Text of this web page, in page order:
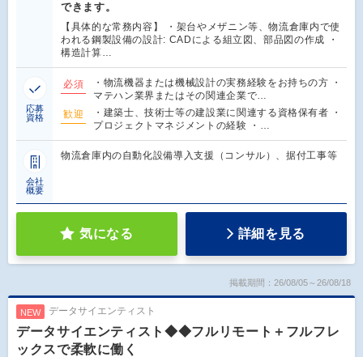
できます。
【具体的な常務内容】 ・架台やメザニン等、物流倉庫内で使
われる鋼製設備の設計: CADによる組立図、部品図の作成 ・
構造計算…
応募
資格
必須
・物流機器または機械設計の実務経験をお持ちの方 ・
マテハン業界またはその関連企業で…
歓迎
・建築士、技術士等の建設業に関連する資格保有者 ・
プロジェクトマネジメントの経験 ・…
会社
概要
物流倉庫内の自動化設備導入支援（コンサル）、据付工事等
気になる 詳細を見る
掲載期間：26/08/05～26/08/18
NEW データサイエンティスト
データサイエンティスト◆◆フルリモート＋フルフレ
ックスで柔軟に働く